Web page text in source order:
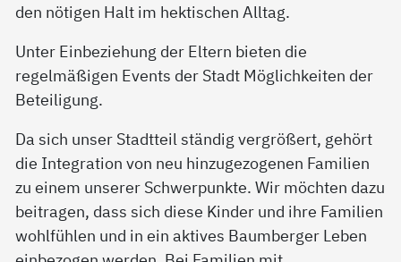
den nötigen Halt im hektischen Alltag.
Unter Einbeziehung der Eltern bieten die
regelmäßigen Events der Stadt Möglichkeiten der
Beteiligung.
Da sich unser Stadtteil ständig vergrößert, gehört
die Integration von neu hinzugezogenen Familien
zu einem unserer Schwerpunkte. Wir möchten dazu
beitragen, dass sich diese Kinder und ihre Familien
wohlfühlen und in ein aktives Baumberger Leben